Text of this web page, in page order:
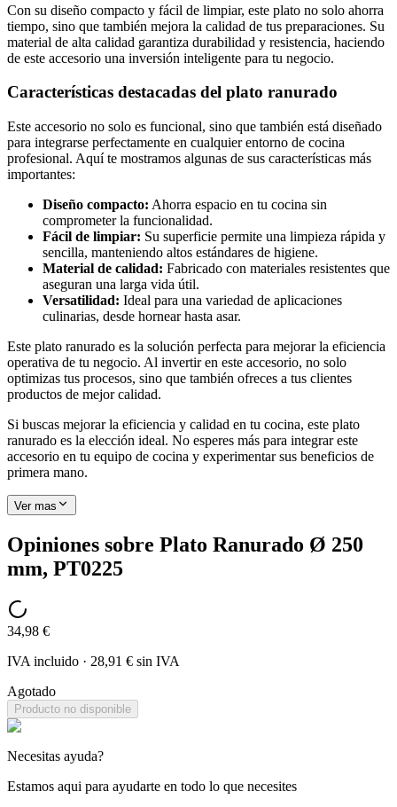
Con su diseño compacto y fácil de limpiar, este plato no solo ahorra
tiempo, sino que también mejora la calidad de tus preparaciones. Su
material de alta calidad garantiza durabilidad y resistencia, haciendo
de este accesorio una inversión inteligente para tu negocio.
Características destacadas del plato ranurado
Este accesorio no solo es funcional, sino que también está diseñado
para integrarse perfectamente en cualquier entorno de cocina
profesional. Aquí te mostramos algunas de sus características más
importantes:
Diseño compacto: Ahorra espacio en tu cocina sin
comprometer la funcionalidad.
Fácil de limpiar: Su superficie permite una limpieza rápida y
sencilla, manteniendo altos estándares de higiene.
Material de calidad: Fabricado con materiales resistentes que
aseguran una larga vida útil.
Versatilidad: Ideal para una variedad de aplicaciones
culinarias, desde hornear hasta asar.
Este plato ranurado es la solución perfecta para mejorar la eficiencia
operativa de tu negocio. Al invertir en este accesorio, no solo
optimizas tus procesos, sino que también ofreces a tus clientes
productos de mejor calidad.
Si buscas mejorar la eficiencia y calidad en tu cocina, este plato
ranurado es la elección ideal. No esperes más para integrar este
accesorio en tu equipo de cocina y experimentar sus beneficios de
primera mano.
Ver mas
Opiniones sobre Plato Ranurado Ø 250
mm, PT0225
34,98 €
IVA incluido · 28,91 € sin IVA
Agotado
Producto no disponible
Necesitas ayuda?
Estamos aqui para ayudarte en todo lo que necesites